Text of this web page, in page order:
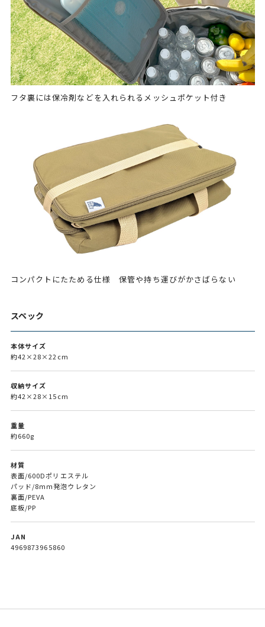
フタ裏には保冷剤などを入れられるメッシュポケット付き
コンパクトにたためる仕様 保管や持ち運びがかさばらない
スペック
本体サイズ
約42×28×22cm
収納サイズ
約42×28×15cm
重量
約660g
材質
表面/600Dポリエステル
パッド/8ｍｍ発泡ウレタン
裏面/PEVA
底板/PP
JAN
4969873965860